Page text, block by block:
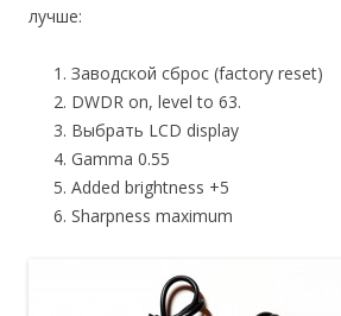
лучше:
Заводской сброс (factory reset)
DWDR on, level to 63.
Выбрать LCD display
Gamma 0.55
Added brightness +5
Sharpness maximum